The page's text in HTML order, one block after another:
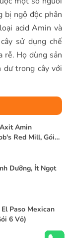
bị ngộ độc phân
acid Amin và
sử dụng chế
rễ. Họ dùng sản
dư trong cây với
Amin
Red Mill, Gói
Dưỡng, Ít Ngọt
Paso Mexican
6 Vỏ)